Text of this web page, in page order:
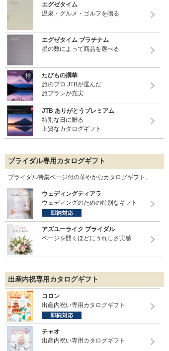
エグゼタイム
温泉・グルメ・ゴルフを贈る
エグゼタイム プラチナム
星の数によって商品を選べる
たびもの撰華
旅のプロ JTBが選んだ
旅プランが充実
JTB ありがとうプレミアム
特別な日に贈る
上質なカタログギフト
ブライダル専用カタログギフト
ブライダル特集ページ付の華やかなカタログギフト。
ウェディングティアラ
ウェディングのための特別なギフト
アズユーライク ブライダル
ページを開くほどにうれしさ実感
出産内祝専用カタログギフト
コロン
出産内祝い専用カタログギフト
チャオ
出産内祝い専用カタログギフト